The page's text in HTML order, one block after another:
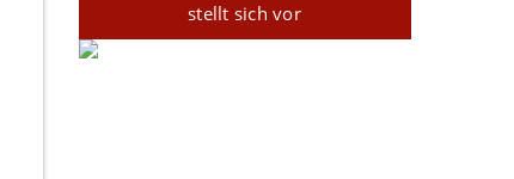
stellt sich vor